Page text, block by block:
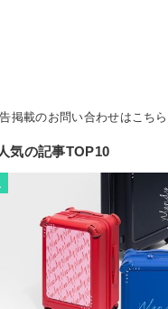
掲載のお問い合わせはこちら
気の記事TOP10